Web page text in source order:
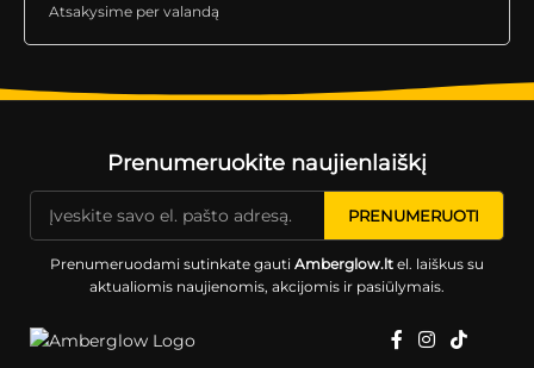
Atsakysime per valandą
Prenumeruokite naujienlaiškį
Prenumeruodami sutinkate gauti Amberglow.ltel. laiškus su
aktualiomis naujienomis, akcijomis ir pasiūlymais.